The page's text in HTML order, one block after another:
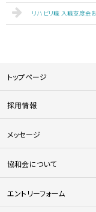
リハビリ職 入職支度金
トップページ
採用情報
医師採用
メッセージ
協和会について
エントリーフォーム